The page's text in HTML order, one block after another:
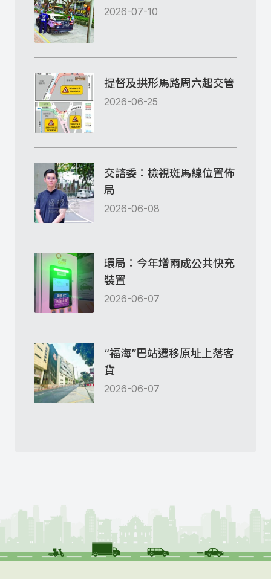
2026-07-10
提督及拱形馬路周六起交管
2026-06-25
交諮委：檢視斑馬線位置佈
局
2026-06-08
環局：今年增兩成公共快充
裝置
2026-06-07
“福海”巴站遷移原址上落客
貨
2026-06-07